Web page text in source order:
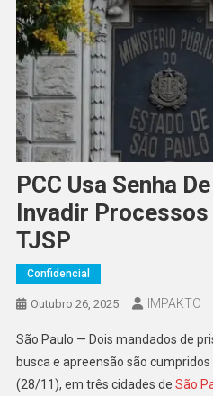
PCC Usa Senha
Invadir
TJSP
Confidencial
Outubro 26, 2025 IMPAKTO
São Paulo — Dois mandados de
busca e apreensão são
(28/11), em três cidades de São